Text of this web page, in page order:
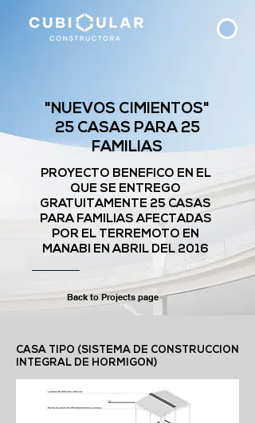
"NUEVOS CIMIENTOS"
25 CASAS PARA 25
FAMILIAS
Back to Projects page
PROYECTO BENEFICO EN EL
QUE SE ENTREGO
GRATUITAMENTE 25 CASAS
PARA FAMILIAS AFECTADAS
POR EL TERREMOTO EN
MANABI EN ABRIL DEL 2016
CASA TIPO (SISTEMA DE CONSTRUCCION
INTEGRAL DE HORMIGON)